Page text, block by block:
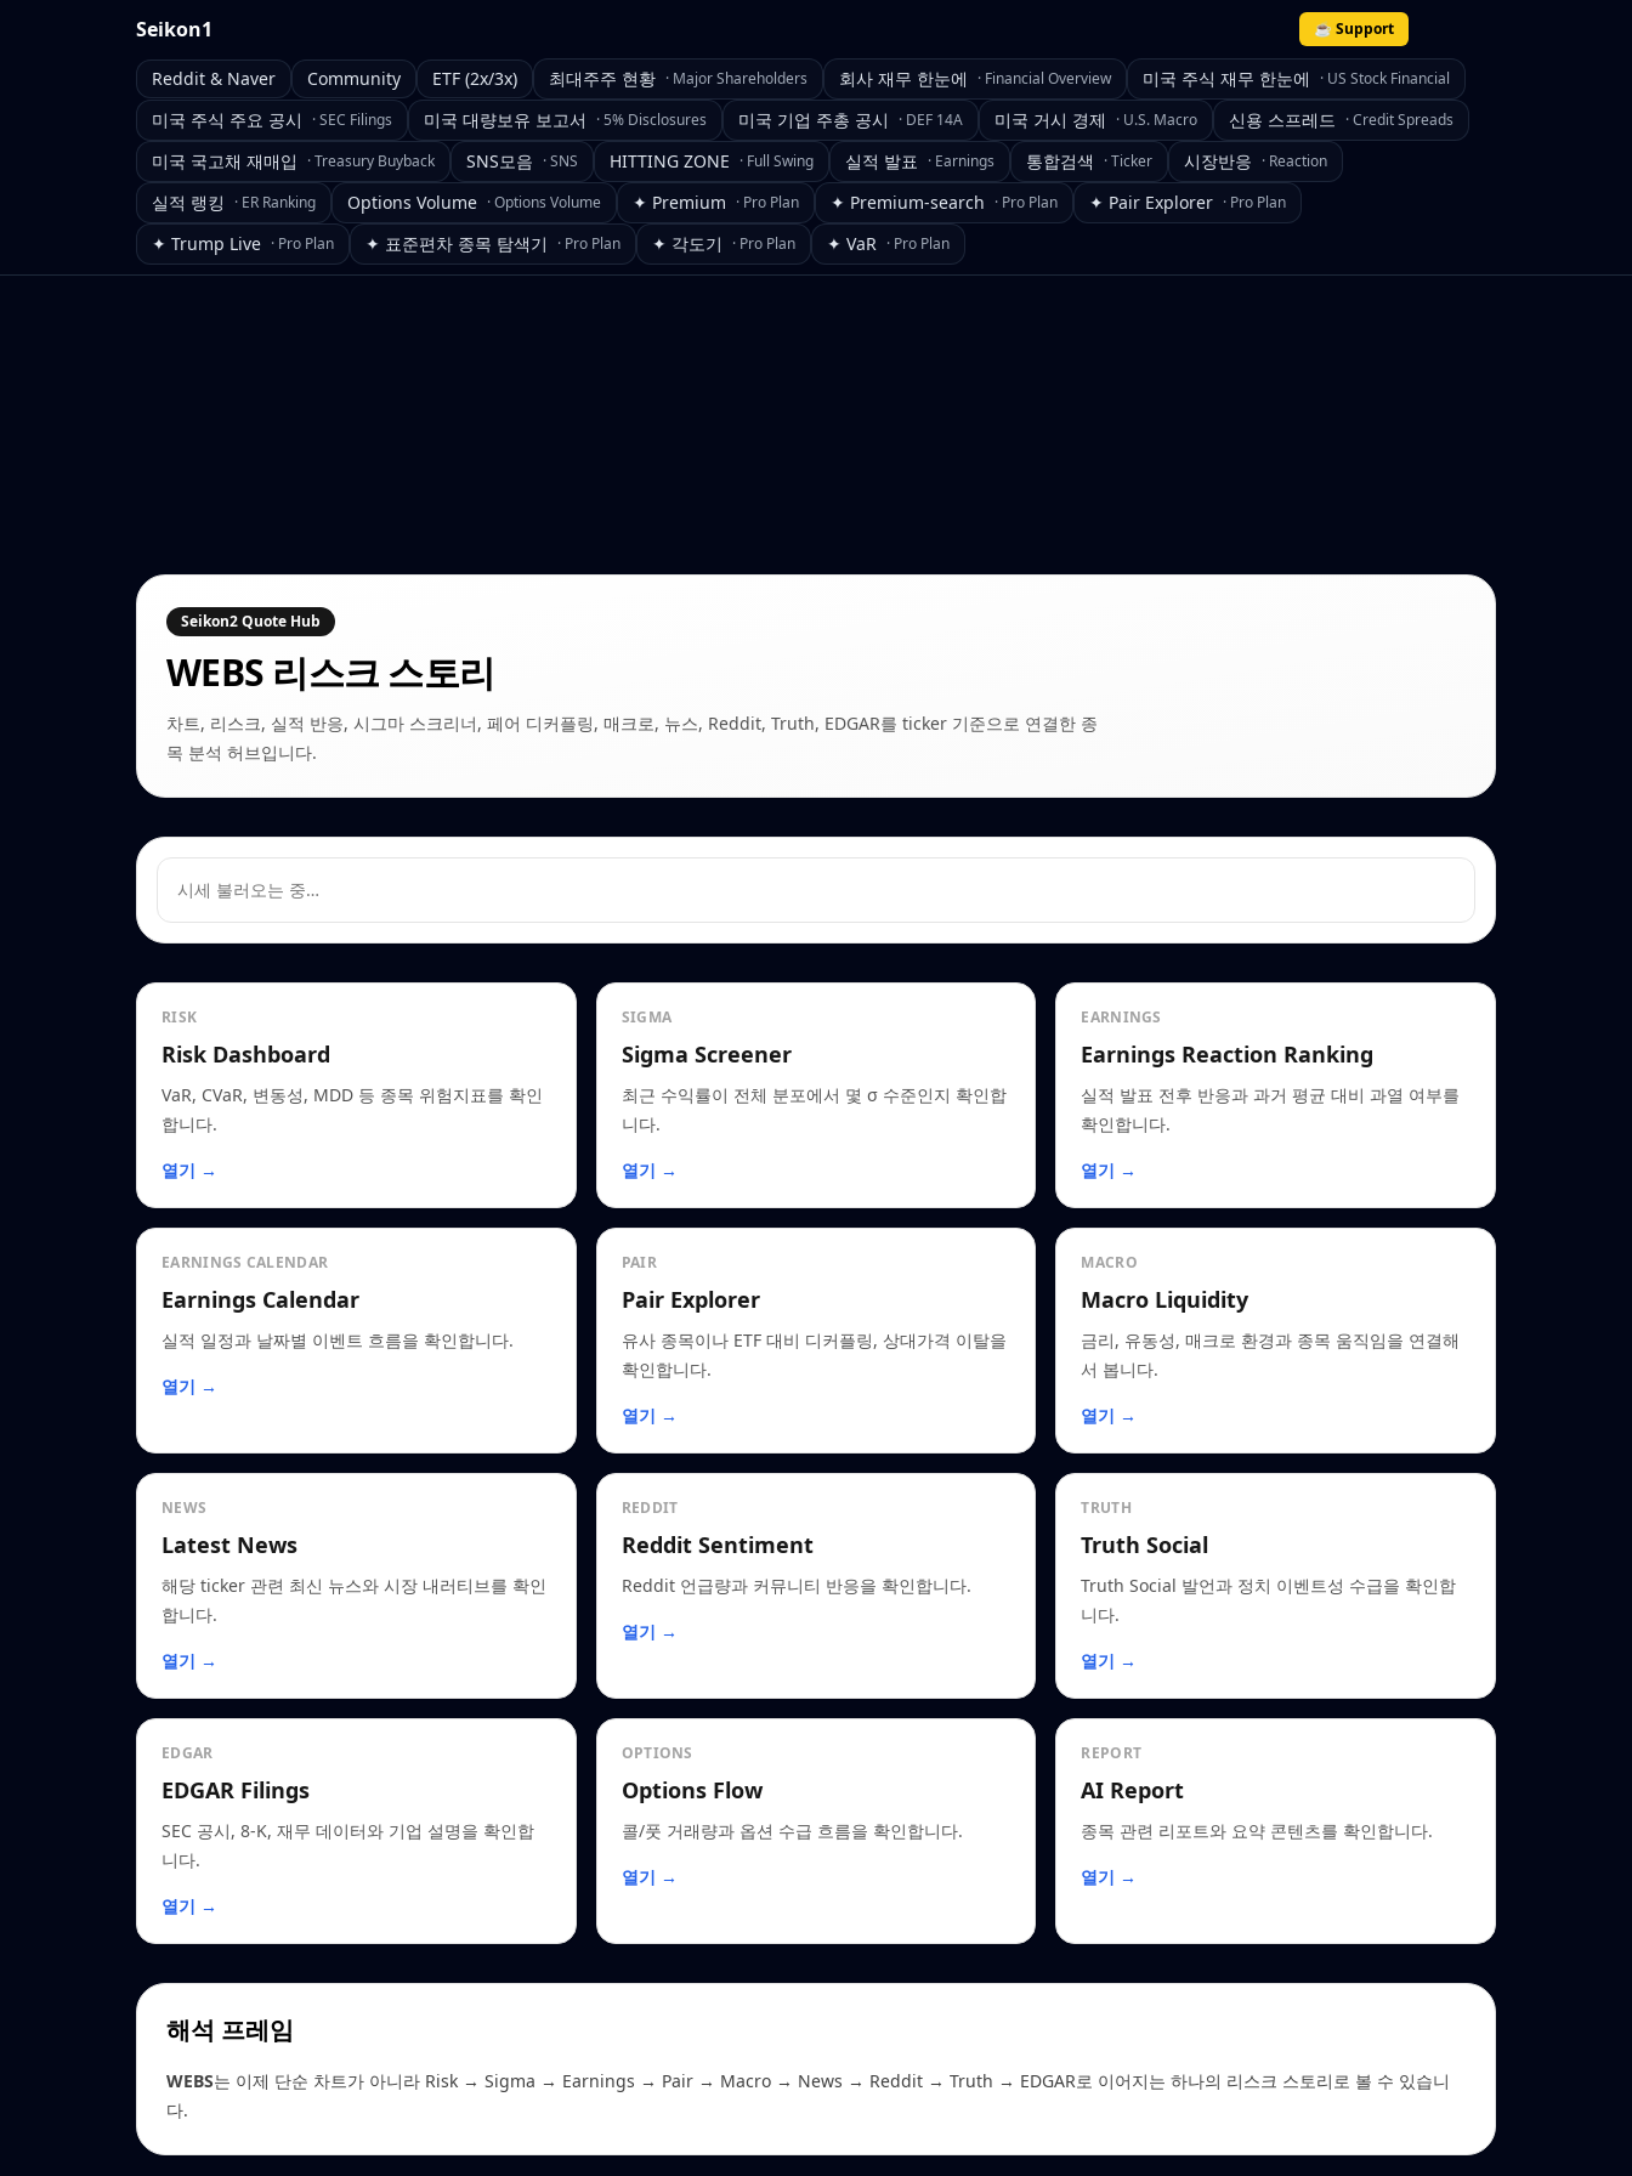
Seikon1 ☕ Support
Reddit & Naver Community ETF (2x/3x) 최대주주 현황 · Major Shareholders 회사 재무 한눈에 · Financial Overview 미국 주식 재무 한눈에 · US Stock Financial
미국 주식 주요 공시 ·SEC Filings 미국 대량보유 보고서 · 5% Disclosures 미국 기업 주총 공시 · DEF 14A 미국 거시 경제 · U.S. Macro 신용 스프레드 ·Credit Spreads
미국 국고채 재매입 ·Treasury Buyback SNS모음 ·SNS HITTING ZONE · Full Swing 실적 발표 · Earnings 통합검색 ·Ticker 시장반응 · Reaction
실적 랭킹 · ER Ranking Options Volume ·Options Volume ✦ Premium · Pro Plan ✦ Premium-search · Pro Plan ✦ Pair Explorer · Pro Plan
✦ Trump Live · Pro Plan ✦ 표준편차 종목 탐색기 · Pro Plan ✦ 각도기 · Pro Plan ✦ VaR · Pro Plan
Seikon2 Quote Hub
WEBS 리스크 스토리
차트, 리스크, 실적 반응, 시그마 스크리너, 페어 디커플링, 매크로, 뉴스, Reddit, Truth, EDGAR를 ticker 기준으로 연결한 종
목 분석 허브입니다.
시세 불러오는 중…
RISK
Risk Dashboard
VaR, CVaR, 변동성, MDD 등 종목 위험지표를 확인
합니다.
열기 →
SIGMA
Sigma Screener
최근 수익률이 전체 분포에서 몇 σ 수준인지 확인합
니다.
열기 →
EARNINGS
Earnings Reaction Ranking
실적 발표 전후 반응과 과거 평균 대비 과열 여부를
확인합니다.
열기 →
EARNINGS CALENDAR
Earnings Calendar
실적 일정과 날짜별 이벤트 흐름을 확인합니다.
열기 →
PAIR
Pair Explorer
유사 종목이나 ETF 대비 디커플링, 상대가격 이탈을
확인합니다.
열기 →
MACRO
Macro Liquidity
금리, 유동성, 매크로 환경과 종목 움직임을 연결해
서 봅니다.
열기 →
NEWS
Latest News
해당 ticker 관련 최신 뉴스와 시장 내러티브를 확인
합니다.
열기 →
REDDIT
Reddit Sentiment
Reddit 언급량과 커뮤니티 반응을 확인합니다.
열기 →
TRUTH
Truth Social
Truth Social 발언과 정치 이벤트성 수급을 확인합
니다.
열기 →
EDGAR
EDGAR Filings
SEC 공시, 8-K, 재무 데이터와 기업 설명을 확인합
니다.
열기 →
OPTIONS
Options Flow
콜/풋 거래량과 옵션 수급 흐름을 확인합니다.
열기 →
REPORT
AI Report
종목 관련 리포트와 요약 콘텐츠를 확인합니다.
열기 →
해석 프레임
WEBS는 이제 단순 차트가 아니라 Risk → Sigma → Earnings → Pair → Macro → News → Reddit → Truth → EDGAR로 이어지는 하나의 리스크 스토리로 볼 수 있습니
다.